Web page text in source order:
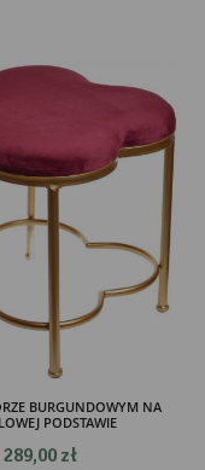
BURGUNDOWYM NA
PODSTAWIE
289,00 zł